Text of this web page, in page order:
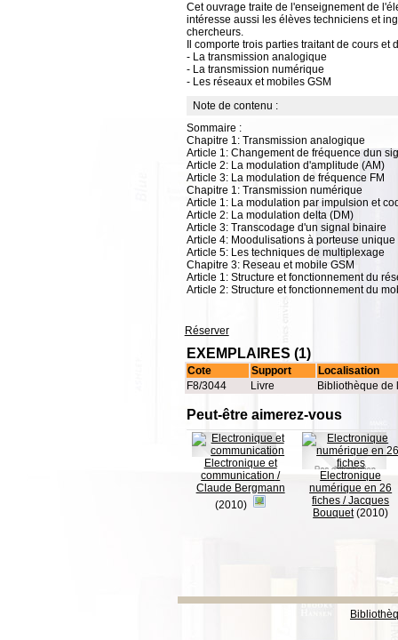
Cet ouvrage traite de l'enseignement de
intéresse aussi les élèves techniciens et
chercheurs.
Il comporte trois parties traitant de cours et
- La transmission analogique
- La transmission numérique
- Les réseaux et mobiles GSM
Note de contenu :
Sommaire :
Chapitre 1: Transmission analogique
Article 1: Changement de fréquence dun
Article 2: La modulation d'amplitude (AM)
Article 3: La modulation de fréquence FM
Chapitre 1: Transmission numérique
Article 1: La modulation par impulsion et
Article 2: La modulation delta (DM)
Article 3: Transcodage d'un signal binaire
Article 4: Moodulisations à porteuse
Article 5: Les techniques de multiplexage
Chapitre 3: Reseau et mobile GSM
Article 1: Structure et fonctionnement du
Article 2: Structure et fonctionnement du
Réserver
EXEMPLAIRES (1)
Cote Support
Localisation
F8/3044
Livre Bibliothèque de
Peut-être aimerez-vous
Electronique et
communication /
Claude Bergmann
(2010)
Electronique
numérique en 26
fiches /Jacques
Bouquet(2010)